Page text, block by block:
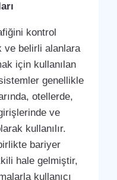
kontrol
ve belirli alanlara
için kullanılan
genellikle
otellerde,
ve
kullanılır.
bariyer
hale gelmiştir,
kullanıcı